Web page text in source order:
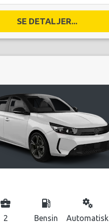
SE DETALJER...
business_center
2
local_gas_station
Bensin
miscellaneous_services
Automatisk